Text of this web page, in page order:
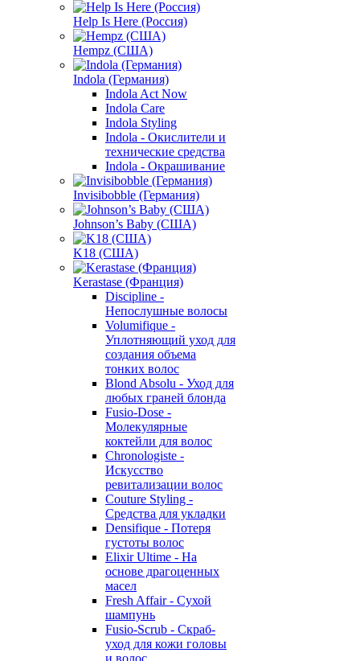
Help Is Here (Россия)
Hempz (США)
Indola (Германия)
Indola Act Now
Indola Care
Indola Styling
Indola - Окислители и
технические средства
Indola - Окрашивание
Invisibobble (Германия)
Johnson’s Baby (США)
K18 (США)
Kerastase (Франция)
Discipline -
Непослушные волосы
Volumifique -
Уплотняющий уход для
создания объема
тонких волос
Blond Absolu - Уход для
любых граней блонда
Fusio-Dose -
Молекулярные
коктейли для волос
Chronologiste -
Искусство
ревитализации волос
Couture Styling -
Средства для укладки
Densifique - Потеря
густоты волос
Elixir Ultime - На
основе драгоценных
масел
Fresh Affair - Сухой
шампунь
Fusio-Scrub - Скраб-
уход для кожи головы
и волос